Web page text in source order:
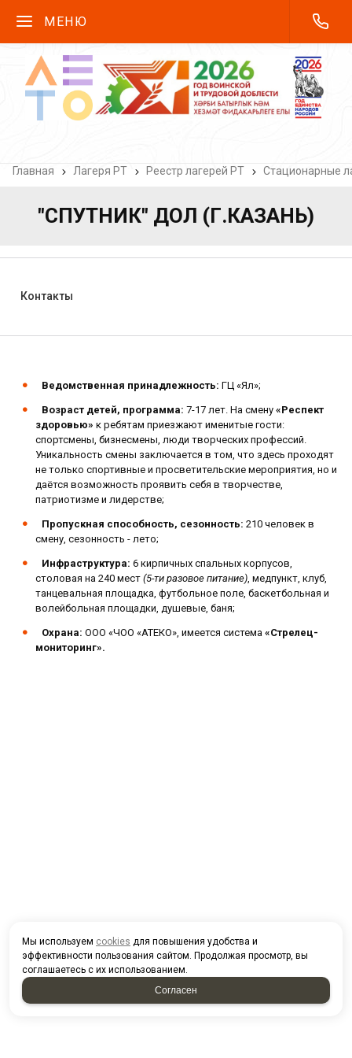
МЕНЮ
Главная Лагеря РТ Реестр лагерей РТ Стационарные
"СПУТНИК" ДОЛ (Г.КАЗАНЬ)
Контакты
Ведомственная принадлежность: ГЦ «Ял»;
Возраст детей, программа: 7-17 лет. На смену «Респект
здоровью» к ребятам приезжают именитые гости:
спортсмены, бизнесмены, люди творческих профессий.
Уникальность смены заключается в том, что здесь проходят
не только спортивные и просветительские мероприятия, но и
даётся возможность проявить себя в творчестве,
патриотизме и лидерстве;
Пропускная способность, сезонность: 210 человек в
смену, сезонность - лето;
Инфраструктура: 6 кирпичных спальных корпусов,
столовая на 240 мест (5-ти разовое питание), медпункт, клуб,
танцевальная площадка, футбольное поле, баскетбольная и
волейбольная площадки, душевые, баня;
Охрана: ООО «ЧОО «АТЕКО», имеется система «Стрелец-
мониторинг».
Мы используем cookies для повышения удобства и
эффективности пользования сайтом. Продолжая просмотр, вы
соглашаетесь с их использованием.
Согласен